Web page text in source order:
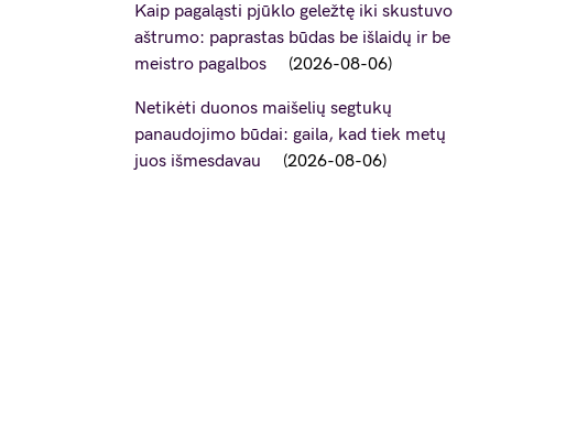
Kaip pagaląsti pjūklo geležtę iki skustuvo
aštrumo: paprastas būdas be išlaidų ir be
meistro pagalbos
2026-08-06
Netikėti duonos maišelių segtukų
panaudojimo būdai: gaila, kad tiek metų
juos išmesdavau
2026-08-06